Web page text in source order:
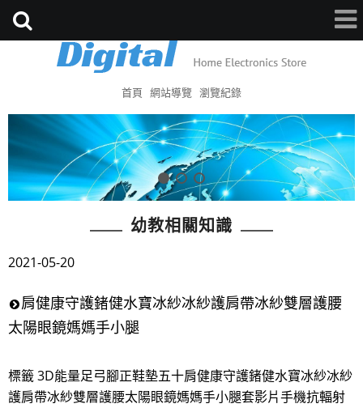
首頁 網站導覽 瀏覽紀錄
幼教相關知識
2021-05-20
肩健康守護鍺健水寶冰紗冰紗護肩帶冰紗雙層護腰
太陽眼鏡媽媽手小腿
標籤 3D能量足弓腳正鞋墊五十肩健康守護鍺健水寶冰紗冰紗
護肩帶冰紗雙層護腰太陽眼鏡媽媽手小腿套影片手機抗輻射